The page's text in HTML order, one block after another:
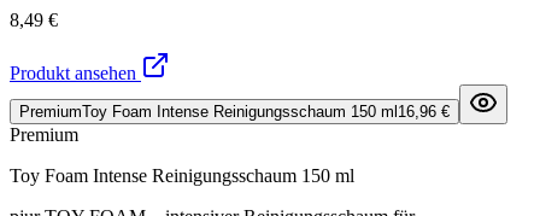
8,49 €
Produkt ansehen
PremiumToy Foam Intense Reinigungsschaum 150 ml 16,96 €
Premium
Toy Foam Intense Reinigungsschaum 150 ml